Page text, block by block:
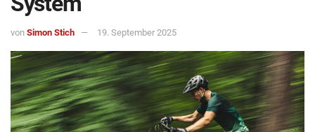
von Simon Stich 19. September 2025